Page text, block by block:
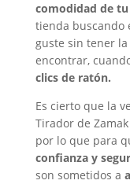
comodidad de tu
tienda buscando
guste sin tener la
encontrar,
clics de ratón.
Es cierto que la
Tirador de
por lo que para
confianza y
son sometidos a